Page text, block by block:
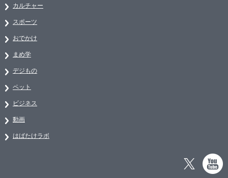
カルチャー
スポーツ
おでかけ
まめ学
デジもの
ペット
ビジネス
動画
はばたけラボ